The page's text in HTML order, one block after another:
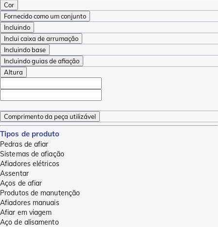
Cor
Fornecido como um conjunto
Incluindo
Inclui caixa de arrumação
Incluindo base
Incluindo guias de afiação
Altura
Comprimento da peça utilizável
Tipos de produto
Pedras de afiar
Sistemas de afiação
Afiadores elétricos
Assentar
Aços de afiar
Produtos de manutenção
Afiadores manuais
Afiar em viagem
Aço de alisamento